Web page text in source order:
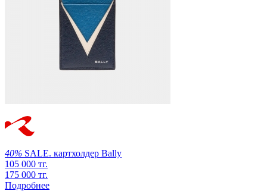
40% SALE. картхолдер Bally
105 000 тг.
175 000 тг.
Подробнее